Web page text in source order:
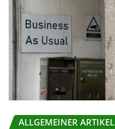
ALLGEMEINER ARTIKEL